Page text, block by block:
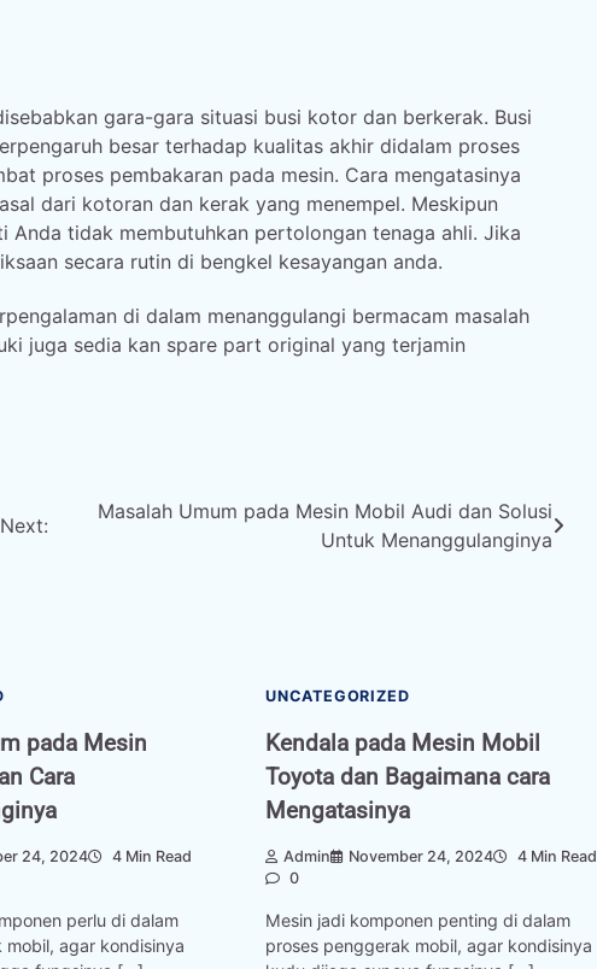
gara-gara situasi busi kotor dan berkerak. Busi
besar terhadap kualitas akhir didalam proses
proses pembakaran pada mesin. Cara mengatasinya
dari kotoran dan kerak yang menempel. Meskipun
tidak membutuhkan pertolongan tenaga ahli. Jika
secara rutin di bengkel kesayangan anda.
di dalam menanggulangi bermacam masalah
juga sedia kan spare part original yang terjamin
Next:
Masalah Umum pada Mesin Mobil Audi dan Solusi
Untuk Menanggulanginya
pada Mesin
Cara
24, 2024
4 Min Read
perlu di dalam
agar kondisinya
UNCATEGORIZED
Kendala pada Mesin Mobil
Toyota dan Bagaimana cara
Mengatasinya
Admin November 24, 2024
4 Min Read
0
Mesin jadi komponen penting di dalam
proses penggerak mobil, agar kondisinya